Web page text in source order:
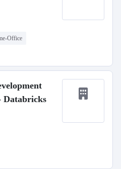
Office
Databricks